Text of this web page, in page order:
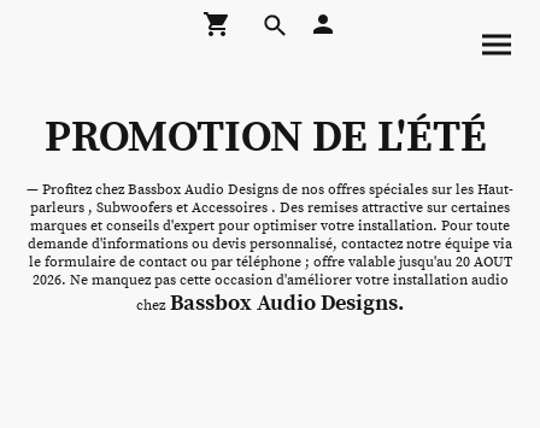
PROMOTION DE L'ÉTÉ
— Profitez chez Bassbox Audio Designs de nos offres spéciales sur les Haut-
parleurs , Subwoofers et Accessoires . Des remises attractive sur certaines
marques et conseils d'expert pour optimiser votre installation. Pour toute
demande d'informations ou devis personnalisé, contactez notre équipe via
le formulaire de contact ou par téléphone ; offre valable jusqu'au 20 AOUT
2026. Ne manquez pas cette occasion d'améliorer votre installation audio
chezBassbox Audio Designs.